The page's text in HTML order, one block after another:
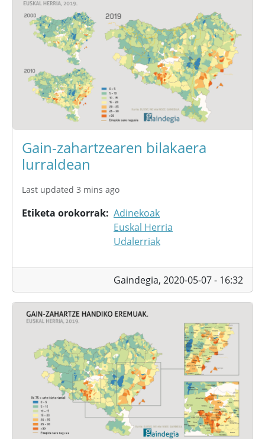
Gain-zahartzearen bilakaera
lurraldean
Last updated 3 mins ago
Etiketa orokorrak Adinekoak
Euskal Herria
Udalerriak
Gaindegia, 2020-05-07 - 16:32